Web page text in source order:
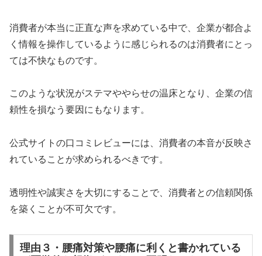
消費者が本当に正直な声を求めている中で、企業が都合よ
く情報を操作しているように感じられるのは消費者にとっ
ては不快なものです。
このような状況がステマややらせの温床となり、企業の信
頼性を損なう要因にもなります。
公式サイトの口コミレビューには、消費者の本音が反映さ
れていることが求められるべきです。
透明性や誠実さを大切にすることで、消費者との信頼関係
を築くことが不可欠です。
理由３・腰痛対策や腰痛に利くと書かれている